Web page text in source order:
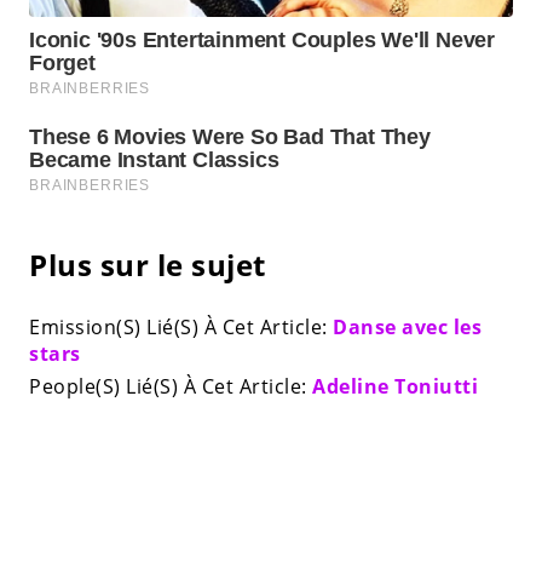
Plus sur le sujet
Emission(S) Lié(S) À Cet Article: Danse avec les
stars
People(S) Lié(S) À Cet Article: Adeline Toniutti